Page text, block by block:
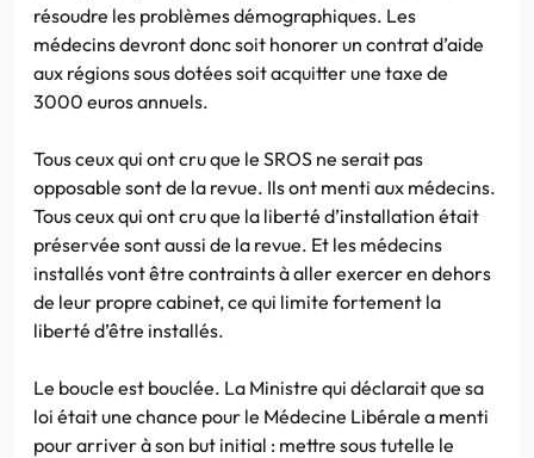
résoudre les problèmes démographiques. Les
médecins devront donc soit honorer un contrat d’aide
aux régions sous dotées soit acquitter une taxe de
3000 euros annuels.
Tous ceux qui ont cru que le SROS ne serait pas
opposable sont de la revue. Ils ont menti aux médecins.
Tous ceux qui ont cru que la liberté d’installation était
préservée sont aussi de la revue. Et les médecins
installés vont être contraints à aller exercer en dehors
de leur propre cabinet, ce qui limite fortement la
liberté d’être installés.
Le boucle est bouclée. La Ministre qui déclarait que sa
loi était une chance pour le Médecine Libérale a menti
pour arriver à son but initial : mettre sous tutelle le